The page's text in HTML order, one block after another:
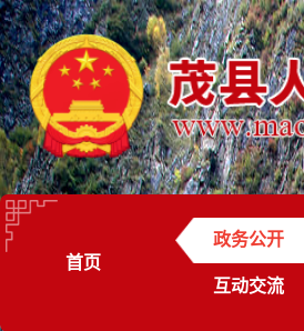
首页
政务公开
互动交流